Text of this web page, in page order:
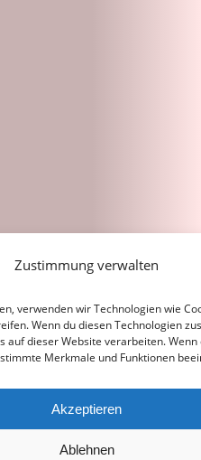
Zustimmung verwalten
verwenden wir Technologien wie
Wenn du diesen Technologien
auf dieser Website verarbeiten.
Merkmale und Funktionen
Akzeptieren
Ablehnen